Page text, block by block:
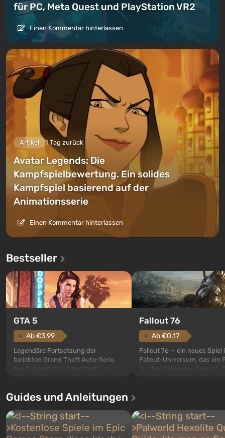
für PC, Meta Quest und PlayStation VR2
Einen Kommentar hinterlassen
Artikel 1 Tag zurück
Avatar Legends: Die
Kampfspielbewertung. Ein solides
Kampfspiel basierend auf der
Animationsserie
Einen Kommentar hinterlassen
Bestseller
GTA 5
Ab €3.99
Legendäre Fortsetzung der
beliebten Grand Theft Auto-Serie.
Der Schauplatz ist die Stadt Los
ersten Mal erzählt das Spiel die
Charakteren: Michael, Trevor und
Franklin, zwischen denen Sie
jederzeit...
Fallout 76
Ab €0.17
Fallout 76 — ein neues Spiel
Fallout-Universum, das ein
zu allen Teilen der Serie ist.
nach dem Abwurf von
auf Amerika geöffnet wird.
Guides und Anleitungen